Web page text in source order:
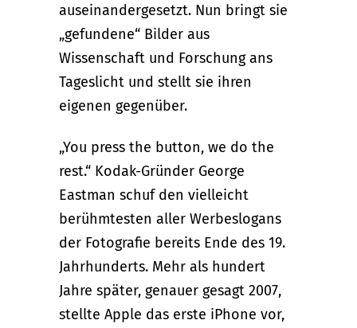
auseinandergesetzt. Nun bringt sie
„gefundene“ Bilder aus
Wissenschaft und Forschung ans
Tageslicht und stellt sie ihren
eigenen gegenüber.
„You press the button, we do the
rest.“ Kodak-Gründer George
Eastman schuf den vielleicht
berühmtesten aller Werbeslogans
der Fotografie bereits Ende des 19.
Jahrhunderts. Mehr als hundert
Jahre später, genauer gesagt 2007,
stellte Apple das erste iPhone vor,